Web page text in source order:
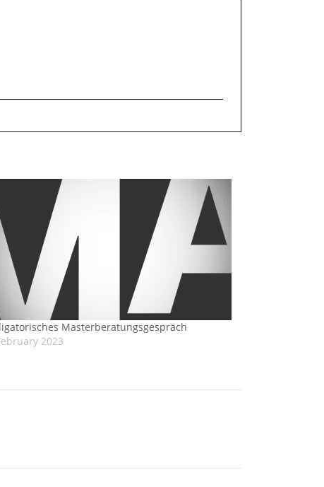
Masterberatungsgespräch
2023